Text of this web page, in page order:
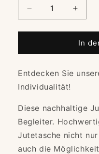
Verringere
die
Menge
Personalisierte
|
Einkauftasche
Wunschname
|
Jutetasche
|
Einkaufsshopper
Erhöhe
die
für
|
|
In
Entdecken Sie
Individualität!
Diese nachhaltige
Begleiter.
Jutetasche nicht
auch die